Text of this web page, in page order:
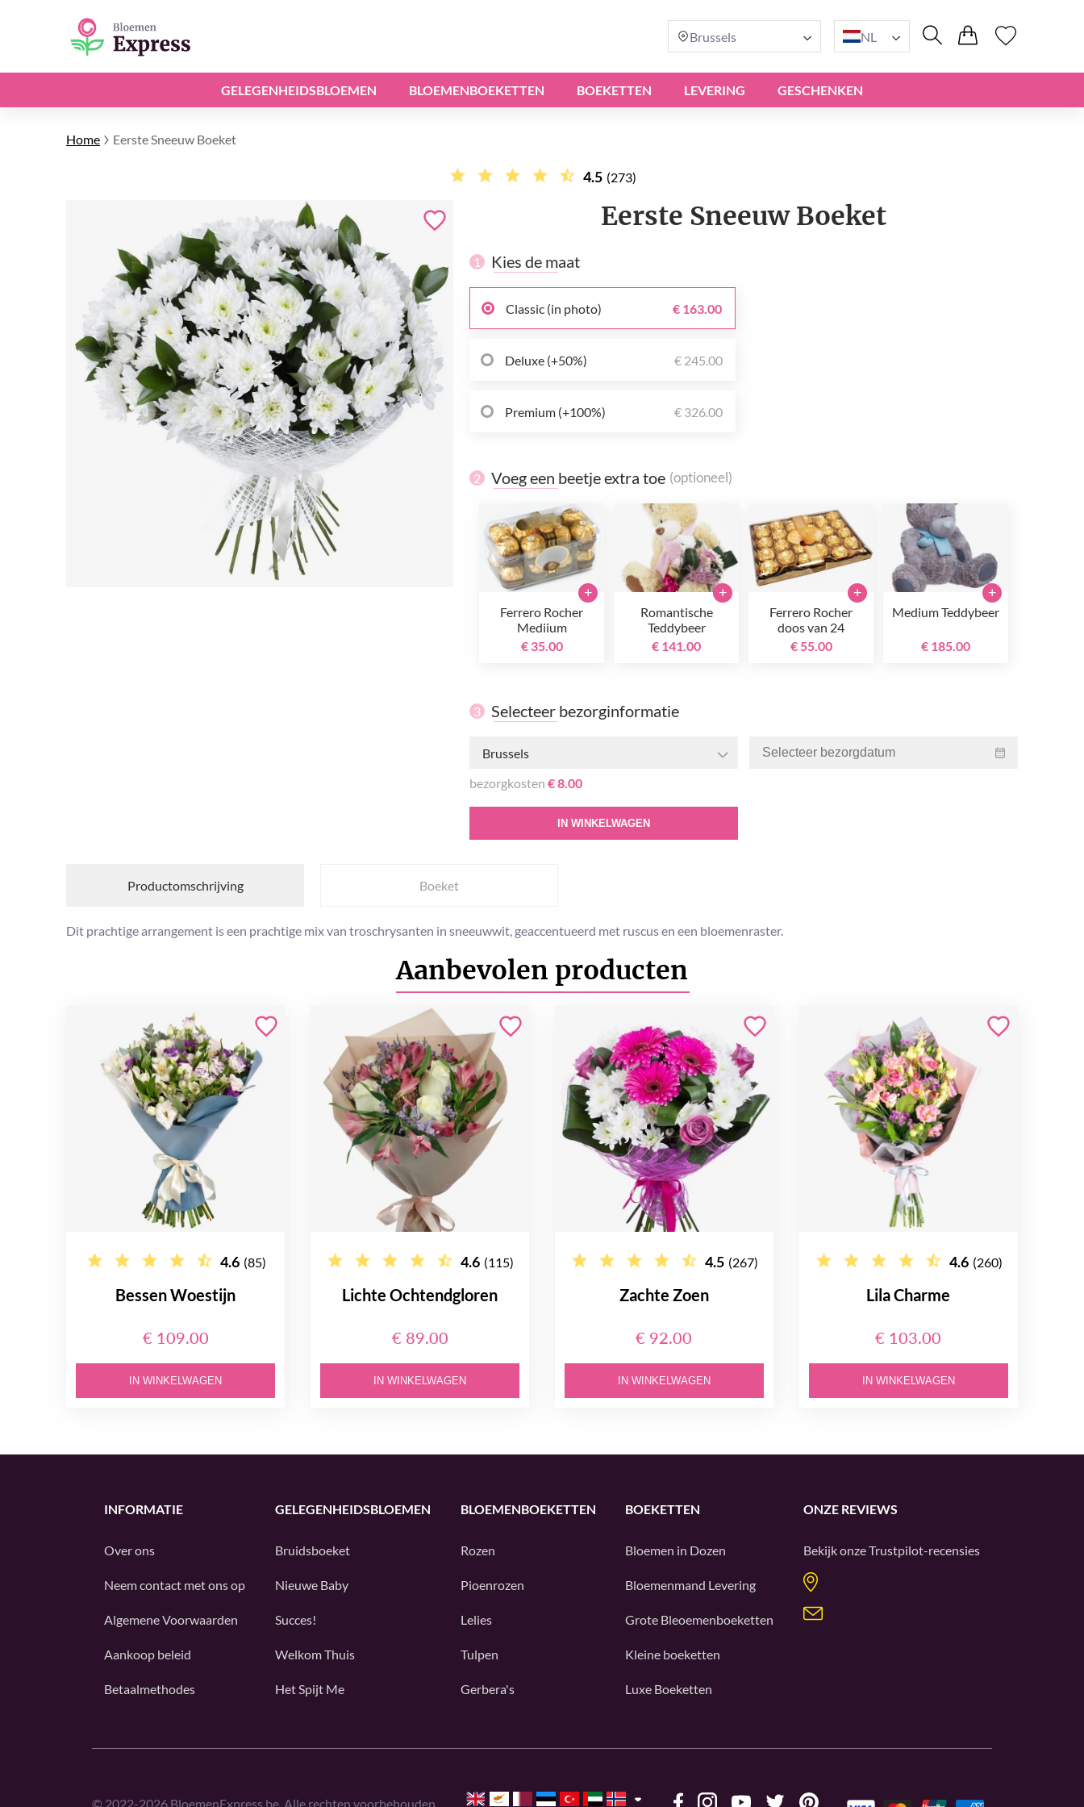
Brussels NL
GELEGENHEIDSBLOEMEN BLOEMENBOEKETTEN BOEKETTEN LEVERING GESCHENKEN
Home Eerste Sneeuw Boeket
4.5 (273)
Eerste Sneeuw Boeket
1 Kies de maat
Classic (in photo) € 163.00
Deluxe (+50%) € 245.00
Premium (+100%) € 326.00
2 Voeg een beetje extra toe (optioneel)
Ferrero Rocher
Mediium
€ 35.00
+
Romantische
Teddybeer
€ 141.00
+
Ferrero Rocher
doos van 24
€ 55.00
+
Medium Teddybeer
€ 185.00
+
3 Selecteer bezorginformatie
Brussels
bezorgkosten€ 8.00
IN WINKELWAGEN
Productomschrijving Boeket
Dit prachtige arrangement is een prachtige mix van troschrysanten in sneeuwwit, geaccentueerd met ruscus en een bloemenraster.
Aanbevolen producten
4.6 (85)
Bessen Woestijn
€ 109.00
IN WINKELWAGEN
4.6 (115)
Lichte Ochtendgloren
€ 89.00
IN WINKELWAGEN
4.5 (267)
Zachte Zoen
€ 92.00
IN WINKELWAGEN
4.6 (260)
Lila Charme
€ 103.00
IN WINKELWAGEN
INFORMATIE
Over ons
Neem contact met ons op
Algemene Voorwaarden
Aankoop beleid
Betaalmethodes
GELEGENHEIDSBLOEMEN
Bruidsboeket
Nieuwe Baby
Succes!
Welkom Thuis
Het Spijt Me
BLOEMENBOEKETTEN
Rozen
Pioenrozen
Lelies
Tulpen
Gerbera's
BOEKETTEN
Bloemen in Dozen
Bloemenmand Levering
Grote Bleoemenboeketten
Kleine boeketten
Luxe Boeketten
ONZE REVIEWS
Bekijk onzeTrustpilot-recensies
© 2022-2026 BloemenExpress.be. Alle rechten voorbehouden.